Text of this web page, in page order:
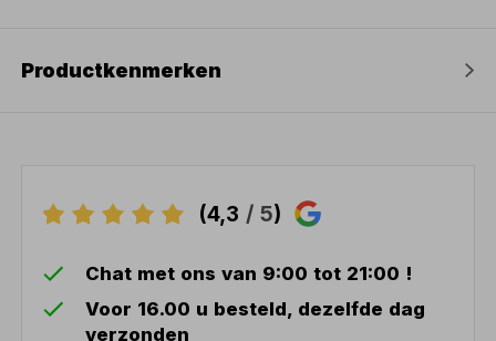
Productkenmerken
(4,3 / 5)
Chat met ons van 9:00 tot 21:00 !
Voor 16.00 u besteld, dezelfde dag
verzonden